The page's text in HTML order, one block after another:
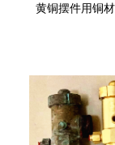
黄铜摆件用铜